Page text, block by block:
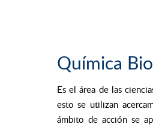
Química
Es el área de las
esto se utilizan
ámbito de acción se